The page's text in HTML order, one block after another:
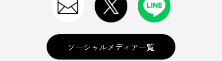
ソーシャルメディア一覧